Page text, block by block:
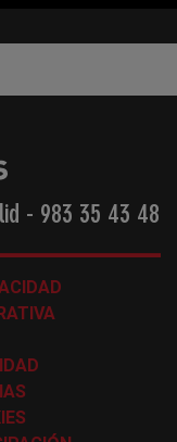
- 983 35 43 48